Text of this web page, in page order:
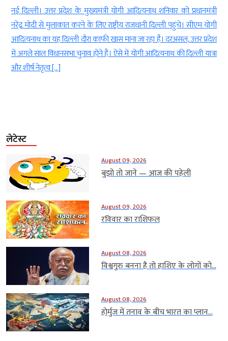
नई दिल्ली। उत्तर प्रदेश के मुख्यमंत्री योगी आदित्यनाथ शनिवार को प्रधानमंत्री
नरेंद्र मोदी से मुलाकात करने के लिए राष्ट्रीय राजधानी दिल्ली पहुंचे। सीएम योगी
आदित्यनाथ का यह दिल्ली दौरा काफी खास माना जा रहा है। दरअसल, उत्तर प्रदेश
में अगले साल विधानसभा चुनाव होने हैं। ऐसे में योगी आदित्यनाथ की दिल्ली यात्रा
और शीर्ष नेतृत्व […]
लेटेस्ट
August 09, 2026
बुझो तो जाने — आज की पहेली
August 09, 2026
रविवार का राशिफल
August 08, 2026
विश्वगुरु बनना है तो हाशिए के लोगों को...
August 08, 2026
होर्मुज में तनाव के बीच भारत का प्लान...